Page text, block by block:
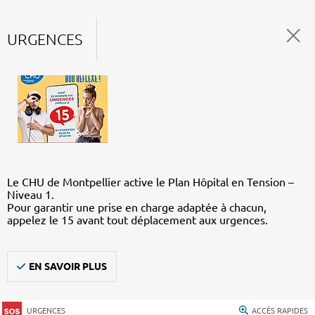
URGENCES
Le CHU de Montpellier active le Plan Hôpital en Tension –
Niveau 1.
Pour garantir une prise en charge adaptée à chacun,
appelez le 15 avant tout déplacement aux urgences.
EN SAVOIR PLUS
URGENCES ACCÈS RAPIDES